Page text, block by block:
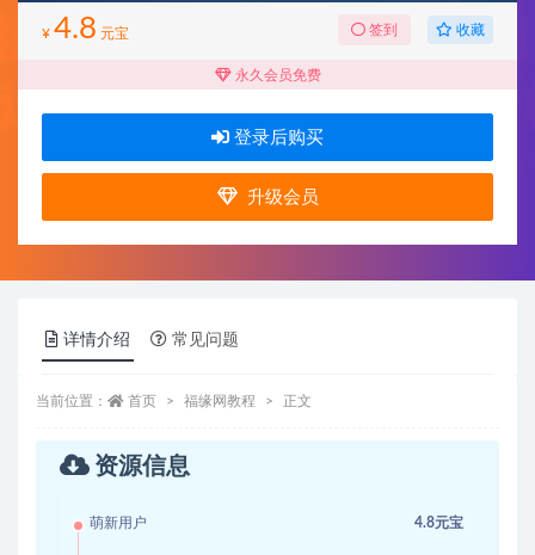
¥ 4.8 元宝 签到 收藏
永久会员免费
登录后购买
升级会员
详情介绍 常见问题
当前位置： 首页 福缘网教程 正文
资源信息
萌新用户 4.8元宝